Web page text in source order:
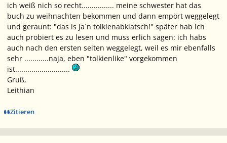
ich weiß nich so recht................ meine schwester hat das
buch zu weihnachten bekommen und dann empört weggelegt
und geraunt: "das is ja´n tolkienabklatsch!" später hab ich
auch probiert es zu lesen und muss erlich sagen: ich habs
auch nach den ersten seiten weggelegt, weil es mir ebenfalls
sehr ............naja, eben "tolkienlike" vorgekommen
ist...........................
Gruß,
Leithian
Zitieren